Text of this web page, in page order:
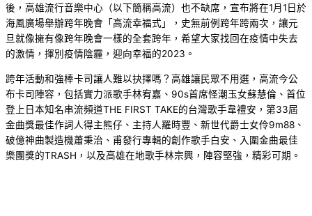
後，高雄流行音樂中心（以下簡稱高流）也不缺席，宣布將在1月1日於
海風廣場舉辦跨年晚會「高流幸福式」，史無前例跨年跨兩次，讓元
旦就像擁有像跨年晚會一樣的全套跨年，希望大家找回在疫情中失去
的激情，揮別疫情陰霾，迎向幸福的2023。
跨年活動和強棒卡司讓人難以抉擇嗎？高雄讓民眾不用選，高流今公
布卡司陣容，包括實力派歌手林宥嘉、90s首席怪潮玉女蘇慧倫、首位
登上日本知名串流頻道THE FIRST TAKE的台灣歌手韋禮安，第33屆
金曲獎最佳作詞人得主熊仔、主持人羅時豐、新世代爵士女伶9m88、
破億神曲製造機蕭秉治、甫發行專輯的創作歌手白安、入圍金曲最佳
樂團獎的TRASH，以及高雄在地歌手林宗興，陣容堅強，精彩可期。